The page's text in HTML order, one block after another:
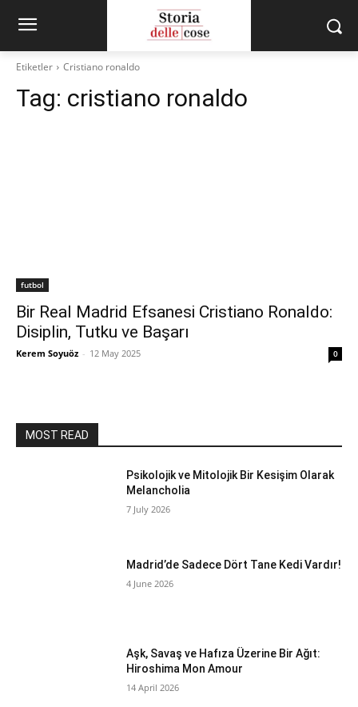
Etiketler Cristiano ronaldo
Tag: cristiano ronaldo
futbol
Bir Real Madrid Efsanesi Cristiano Ronaldo:
Disiplin, Tutku ve Başarı
Kerem Soyuöz - 12 May 2025 0
MOST READ
Psikolojik ve Mitolojik Bir Kesişim Olarak
Melancholia
7 July 2026
Madrid’de Sadece Dört Tane Kedi Vardır!
4 June 2026
Aşk, Savaş ve Hafıza Üzerine Bir Ağıt:
Hiroshima Mon Amour
14 April 2026